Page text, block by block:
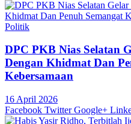
Politik
DPC PKB Nias Selatan
Dengan Khidmat Dan
Kebersamaan
16 April 2026
Facebook Twitter Google+